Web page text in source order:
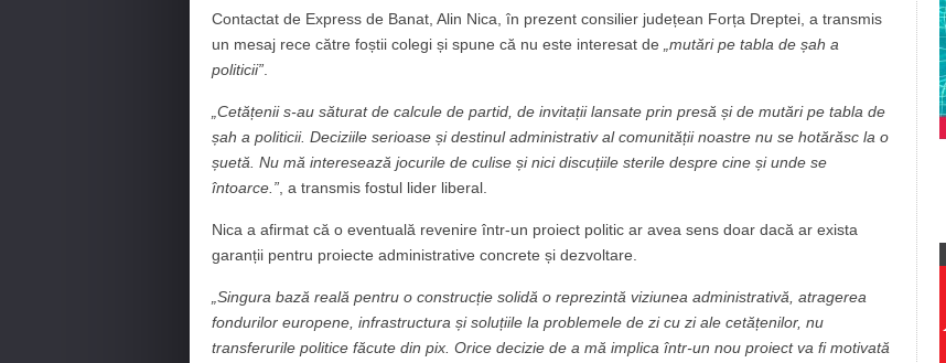
Contactat de Express de Banat, Alin Nica, în prezent consilier județean Forța Dreptei, a transmis
un mesaj rece către foștii colegi și spune că nu este interesat de „mutări pe tabla de șah a
politicii”.
„Cetățenii s-au săturat de calcule de partid, de invitații lansate prin presă și de mutări pe tabla de
șah a politicii. Deciziile serioase și destinul administrativ al comunității noastre nu se hotărăsc la o
șuetă. Nu mă interesează jocurile de culise și nici discuțiile sterile despre cine și unde se
întoarce.”, a transmis fostul lider liberal.
Nica a afirmat că o eventuală revenire într-un proiect politic ar avea sens doar dacă ar exista
garanții pentru proiecte administrative concrete și dezvoltare.
„Singura bază reală pentru o construcție solidă o reprezintă viziunea administrativă, atragerea
fondurilor europene, infrastructura și soluțiile la problemele de zi cu zi ale cetățenilor, nu
transferurile politice făcute din pix. Orice decizie de a mă implica într-un nou proiect va fi motivată